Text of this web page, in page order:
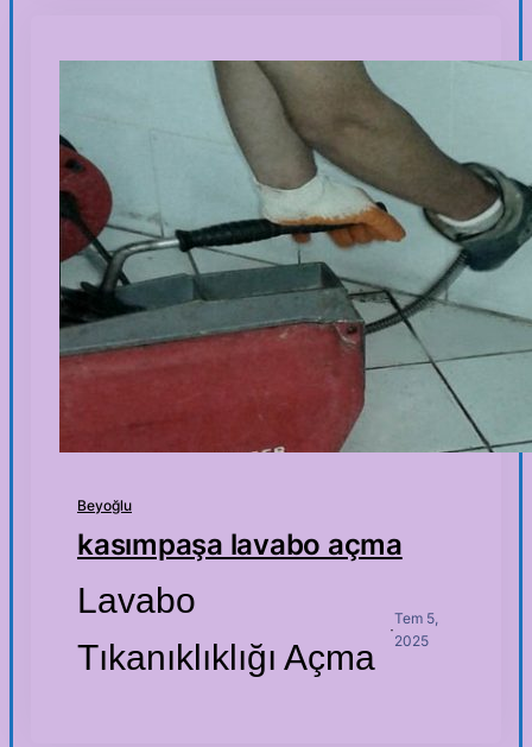
Beyoğlu
kasımpaşa lavabo açma
Lavabo
Tıkanıklıklığı Açma
·
Tem 5,
2025